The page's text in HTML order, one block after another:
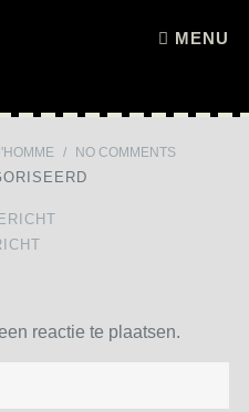
MENU
/ NO COMMENTS
reactie te plaatsen.